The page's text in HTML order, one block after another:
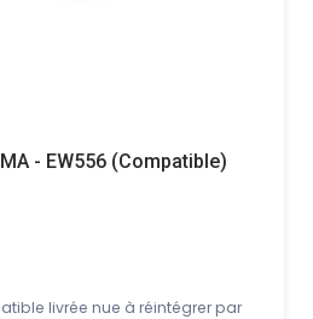
- EW556 (Compatible)
livrée nue à réintégrer par